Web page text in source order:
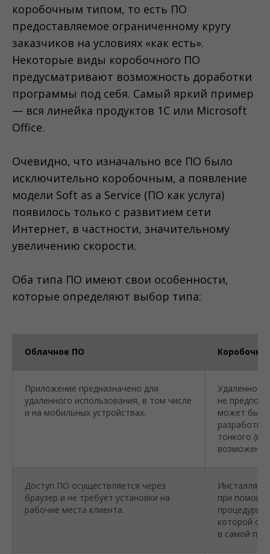
коробочным типом, то есть ПО
предоставляемое ограниченному кругу
заказчиков на условиях «как есть».
Некоторые виды коробочного ПО
предусматривают возможность доработки
программы под себя. Самый яркий пример
— вся линейка продуктов 1С или Microsoft
Office.
Очевидно, что изначально все ПО было
исключительно коробочным, а появление
модели Soft as a Service (ПО как услуга)
появилось только с развитием сети
Интернет, в частности, значительному
увеличению скорости.
Оба типа ПО имеют свои особенности,
которые определяют выбор типа:
Облачное ПО
Приложение предназначено для
удаленного использования, в том числе
и на мобильных устройствах.
Удаленное
не
может быть
тонкого
возможен
Доступ ПО осуществляется через
браузер и не требует установки на
рабочие места клиента.
при помощи
процедуры
которой
в самой